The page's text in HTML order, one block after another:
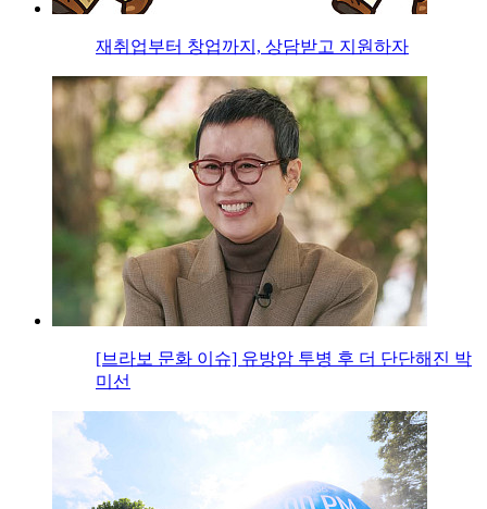
재취업부터 창업까지, 상담받고 지원하자
[브라보 문화 이슈] 유방암 투병 후 더 단단해진 박
미선